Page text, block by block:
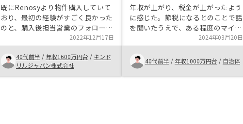
既にRenosyより物件購入していて
おり、最初の経験がすごく良かった
のと、購入後担当営業のフォロー等
が良かったことから再度購入を決め
ました。金額が大きいので慎重に検
討していましたが、税金対策や老後
の資金作りのためにも不動産を投資
することにしました。
2022年12月17日
40代前半 / 年収1600万円台 / キンド
リルジャパン株式会社
年収が上がり、税金が上がったよう
に感じた。節税になるとのことで話
を聞いたうえで、ある程度のマイナ
スを加味してもメリットがありそう
と感じた。 物件も都市部が多く、
魅力的なものが多かった。 自分は
サッカーが好きで、川崎のスポンサ
ーになっていることからこの企業を
2024年03月20日
40代前半 / 年収1000万円台 / 自治体